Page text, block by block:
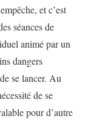
et c’est
séances de
animé par un
dangers
se lancer. Au
de se
pour d’autre